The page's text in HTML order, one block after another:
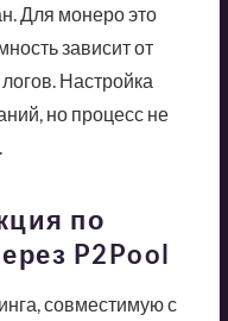
Для монеро это
зависит от
Настройка
но процесс не
по
P2Pool
совместимую с